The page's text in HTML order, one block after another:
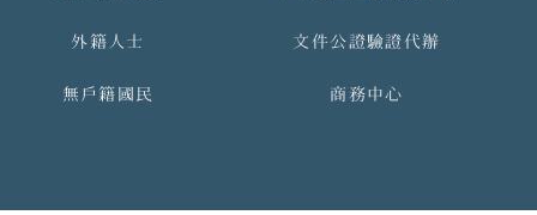
外籍人士
無戶籍國民
文件公證驗證代辦
商務中心